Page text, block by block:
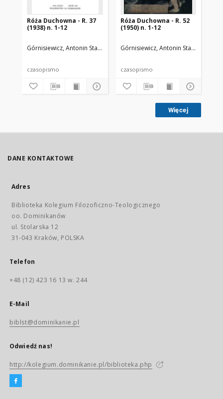
Róża Duchowna - R. 37
(1938) n. 1-12
Górnisiewicz, Antonin Stanisław (1871-1948). Red.
czasopismo
Róża Duchowna - R. 52
(1950) n. 1-12
Górnisiewicz, Antonin Stanisław
czasopismo
Więcej
DANE KONTAKTOWE
Adres
Biblioteka Kolegium Filozoficzno-Teologicznego
oo. Dominikanów
ul. Stolarska 12
31-043 Kraków, POLSKA
Telefon
+48 (12) 423 16 13 w. 244
E-Mail
biblst@dominikanie.pl
Odwiedź nas!
http://kolegium.dominikanie.pl/biblioteka.php